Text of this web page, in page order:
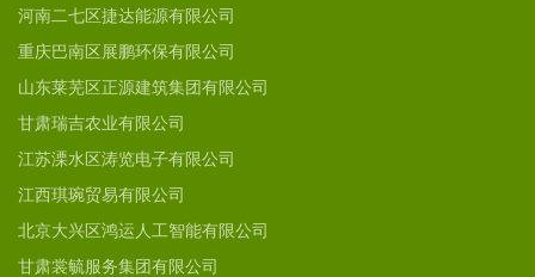
河南二七区捷达能源有限公司
重庆巴南区展鹏环保有限公司
山东莱芜区正源建筑集团有限公司
甘肃瑞吉农业有限公司
江苏溧水区涛览电子有限公司
江西琪琬贸易有限公司
北京大兴区鸿运人工智能有限公司
甘肃裳毓服务集团有限公司